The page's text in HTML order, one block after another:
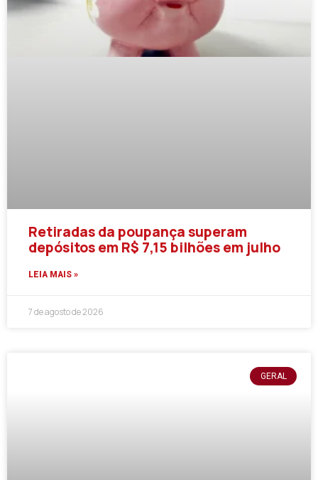
Retiradas da poupança superam
depósitos em R$ 7,15 bilhões em julho
LEIA MAIS »
7 de agosto de 2026
GERAL